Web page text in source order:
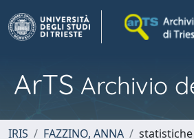
ArTS Archivio
IRIS FAZZINO, ANNA